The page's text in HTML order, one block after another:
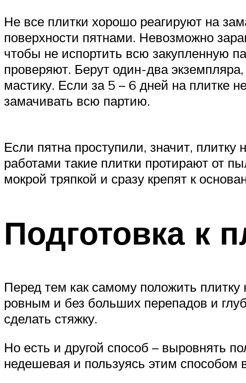
Не все плитки хорошо реагируют на
поверхности пятнами. Невозможно
чтобы не испортить всю закупленную
проверяют. Берут один-два
мастику. Если за 5 – 6 дней на плитке
замачивать всю партию.
Если пятна проступили, значит,
работами такие плитки протирают от
мокрой тряпкой и сразу крепят к
Подготовка к
Перед тем как самому положить плитку
ровным и без больших перепадов и
сделать стяжку.
Но есть и другой способ – выровнять
недешевая и пользуясь этим способом